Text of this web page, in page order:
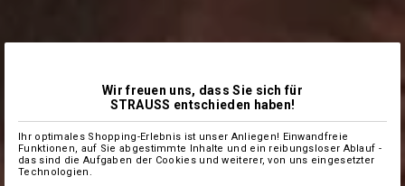
Wir freuen uns, dass Sie sich für
STRAUSS entschieden haben!
Ihr optimales Shopping-Erlebnis ist unser Anliegen! Einwandfreie
Funktionen, auf Sie abgestimmte Inhalte und ein reibungsloser Ablauf -
das sind die Aufgaben der Cookies und weiterer, von uns eingesetzter
Technologien.